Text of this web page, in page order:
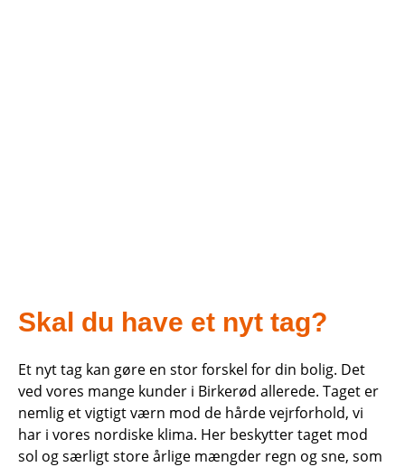
Skal du have et nyt tag?
Et nyt tag kan gøre en stor forskel for din bolig. Det
ved vores mange kunder i Birkerød allerede. Taget er
nemlig et vigtigt værn mod de hårde vejrforhold, vi
har i vores nordiske klima. Her beskytter taget mod
sol og særligt store årlige mængder regn og sne, som